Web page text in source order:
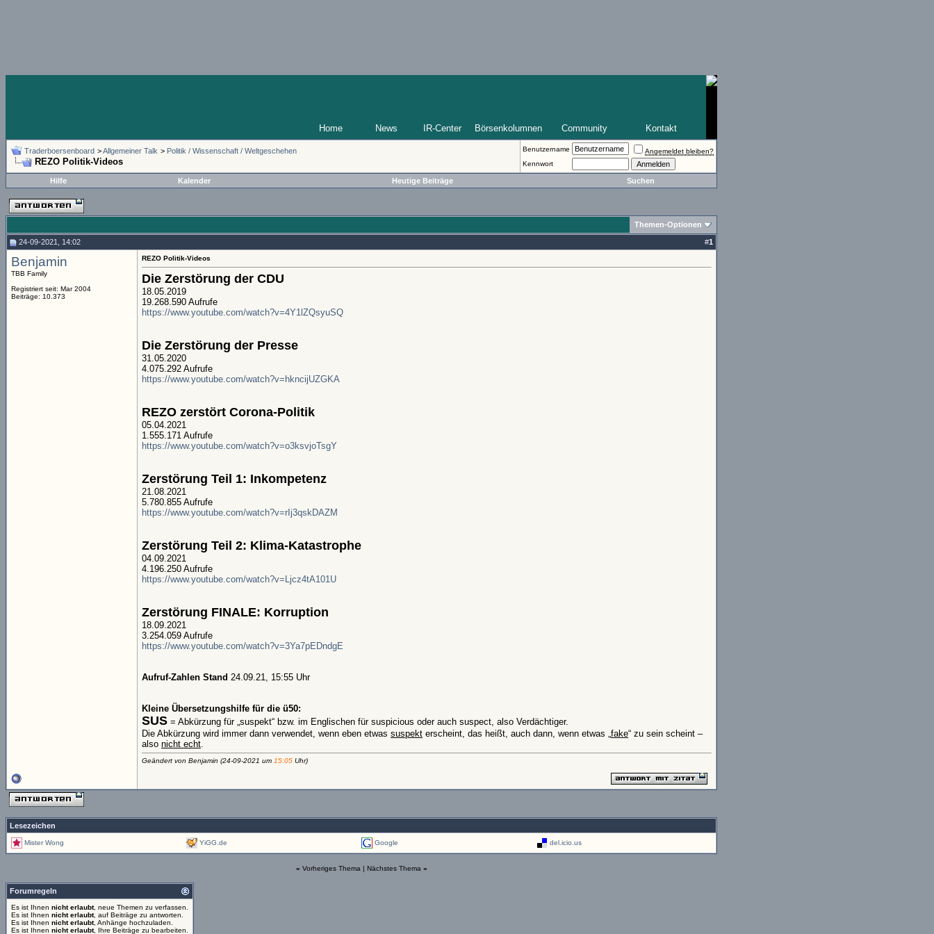
Home News IR-Center Börsenkolumnen Community Kontakt
Traderboersenboard >Allgemeiner Talk > Politik / Wissenschaft / Weltgeschehen
REZO Politik-Videos
Benutzername
Angemeldet bleiben?
Kennwort
Hilfe Kalender Heutige Beiträge Suchen
Themen-Optionen
24-09-2021, 14:02 #1
Benjamin
TBB Family
Registriert seit: Mar 2004
Beiträge: 10.373
REZO Politik-Videos
Die Zerstörung der CDU
18.05.2019
19.268.590 Aufrufe
https://www.youtube.com/watch?v=4Y1lZQsyuSQ
Die Zerstörung der Presse
31.05.2020
4.075.292 Aufrufe
https://www.youtube.com/watch?v=hkncijUZGKA
REZO zerstört Corona-Politik
05.04.2021
1.555.171 Aufrufe
https://www.youtube.com/watch?v=o3ksvjoTsgY
Zerstörung Teil 1: Inkompetenz
21.08.2021
5.780.855 Aufrufe
https://www.youtube.com/watch?v=rIj3qskDAZM
Zerstörung Teil 2: Klima-Katastrophe
04.09.2021
4.196.250 Aufrufe
https://www.youtube.com/watch?v=Ljcz4tA101U
Zerstörung FINALE: Korruption
18.09.2021
3.254.059 Aufrufe
https://www.youtube.com/watch?v=3Ya7pEDndgE
Aufruf-Zahlen Stand 24.09.21, 15:55 Uhr
Kleine Übersetzungshilfe für die ü50:
SUS = Abkürzung für „suspekt“ bzw. im Englischen für suspicious oder auch suspect, also Verdächtiger.
Die Abkürzung wird immer dann verwendet, wenn eben etwas suspekt erscheint, das heißt, auch dann, wenn etwas „fake“ zu sein scheint –
also nicht echt.
Geändert von Benjamin (24-09-2021 um 15:05 Uhr)
Lesezeichen
Mister Wong YiGG.de Google del.icio.us
« Vorheriges Thema | Nächstes Thema »
Forumregeln
Es ist Ihnen nicht erlaubt, neue Themen zu verfassen.
Es ist Ihnen nicht erlaubt, auf Beiträge zu antworten.
Es ist Ihnen nicht erlaubt, Anhänge hochzuladen.
Es ist Ihnen nicht erlaubt, Ihre Beiträge zu bearbeiten.